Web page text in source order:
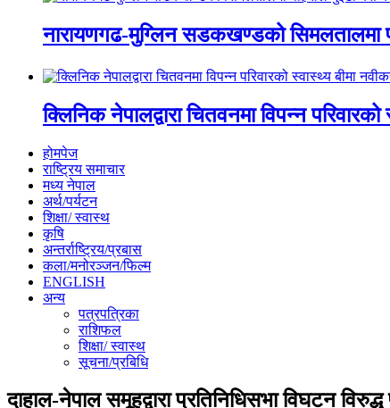
नारायणगढ-मुग्लिन सडकखण्डको सिमलतालमा
क्लिनिक नेपालद्वारा चितवनमा विपन्न
होमपेज
राष्ट्रिय समाचार
मध्य नेपाल
अर्थ/पर्यटन
शिक्षा/ स्वास्थ
कृषि
अन्तर्राष्ट्रिय/प्रबास
कला/मनोरञ्जन/फिल्म
ENGLISH
अन्य
पत्रपत्रिका
राशिफल
शिक्षा/ स्वास्थ
सूचना/प्रबिधि
दाहाल-नेपाल समूहद्वारा प्रतिनिधिसभा विघटन